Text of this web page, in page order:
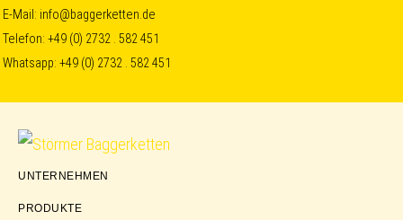
Skip
to
primary
navigation
Skip
to
content
Skip
to
E-Mail: info@baggerketten.de
Telefon:+49 (0) 2732 . 582 451
Whatsapp:+49 (0) 2732 . 582 451
Störmer
UNTERNEHMEN
PRODUKTE